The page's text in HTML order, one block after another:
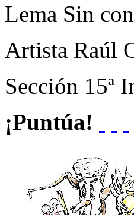
Lema Sin
Artista Raúl
Sección 15ª
¡Puntúa!